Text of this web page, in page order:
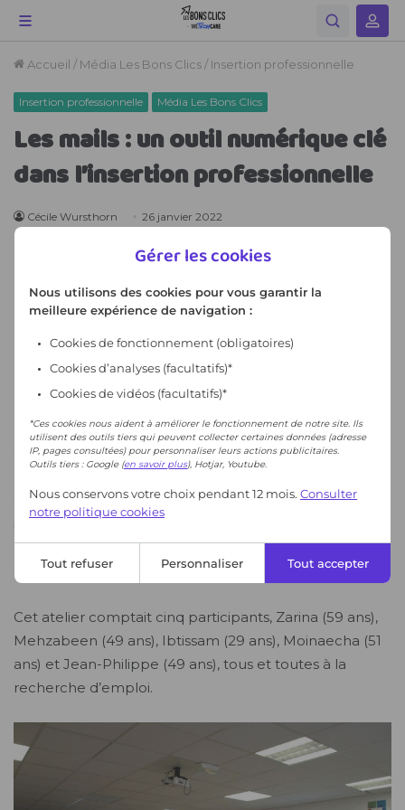
Gérer les cookies
Nous utilisons des cookies pour vous garantir la
meilleure expérience de navigation :
Cookies de fonctionnement (obligatoires)
Cookies d’analyses (facultatifs)*
Cookies de vidéos (facultatifs)*
*Ces cookies nous aident à améliorer le fonctionnement de notre site. Ils
utilisent des outils tiers qui peuvent collecter certaines données (adresse
IP, pages consultées) pour personnaliser leurs actions publicitaires.
Outils tiers : Google (en savoir plus), Hotjar, Youtube.
Nous conservons votre choix pendant 12 mois. Consulter
notre politique cookies
Tout refuser Personnaliser Tout accepter